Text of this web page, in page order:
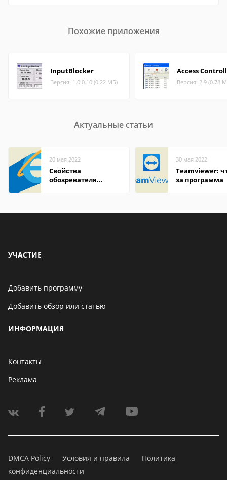
Похожие приложения
InputBlocker
Версия: 1.0.0.10 (0.22 МБ)
Access
Версия: 2.9 (0.78
Актуальные статьи
20 мая 2022
Свойства
обозревателя
30 мая 2022
Teamviewer:
за программа
УЧАСТИЕ
Добавить программу
Добавить обзор или статью
ИНФОРМАЦИЯ
Контакты
Реклама
DMCA Policy Условия и правила
Политика
конфиденциальности